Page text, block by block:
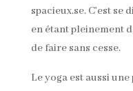
spacieux.se. C’est
en étant pleinement
de faire sans cesse.
Le yoga est aussi